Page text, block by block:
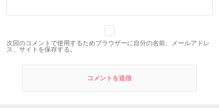
次回のコメントで使用するためブラウザーに自分の名前、メールアドレ
ス、サイトを保存する。